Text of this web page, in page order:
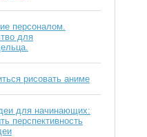
персоналом.
для
рисовать аниме
для начинающих:
перспективность